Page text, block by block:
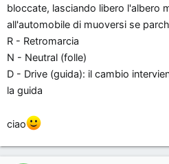
bloccate, lasciando libero l'albero
all'automobile di muoversi se
R - Retromarcia
N - Neutral (folle)
D - Drive (guida): il cambio
la guida
ciao